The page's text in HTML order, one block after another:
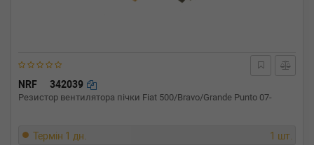
NRF 342039
Резистор вентилятора пічки Fiat 500/Bravo/Grande Punto 07-
Термін 1 дн. 1 шт.